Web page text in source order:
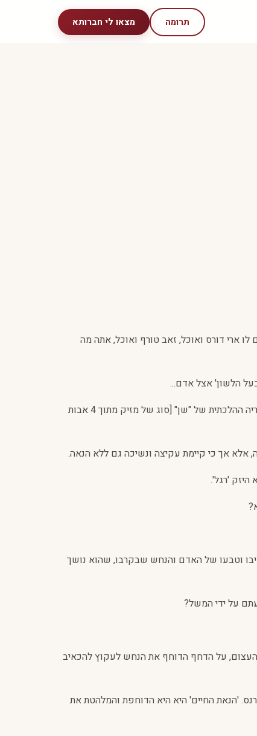
תרומה מצאו לי חברותא
ארי דורס ואוכל, זאב טורף ואוכל, אתה מה
הלשון' אצל אדם...
התוספות במסכת בבא קמא הוכיחו משאלה זו שנשאל הנחש על ידי כל החיות, שעקיצתו של נחש אינה הזקה הנכנסת תחת הקטגוריה ההלכתית של "שן" [סוג של מזיק מתוך 4 אבות
אלא אך כי קיימת עקיצה ונשיכה גם ללא הנאה.
היזק 'רגל'.
וטבעו של האדם והנחש שבקרבו, שהוא נושך
על ידי המשל?
העצום, על הדחף הדוחף את הנחש לעקוץ להכאיב
'הנאת החיים' היא היא הדוחפת והמלהטת את